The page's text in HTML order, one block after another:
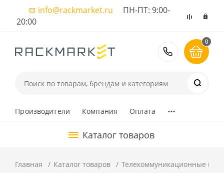
info@rackmarket.ru ПН-ПТ: 9:00-
20:00
8 (495)
0
Производители Компания Оплата ...
Каталог товаров
Главная Каталог товаров Телекоммуникационные